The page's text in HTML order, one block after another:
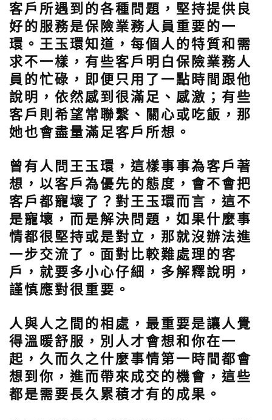
客戶所遇到的各種問題，堅持提供良
好的服務是保險業務人員重要的一
環。王玉環知道，每個人的特質和需
求不一樣，有些客戶明白保險業務人
員的忙碌，即便只用了一點時間跟他
說明，依然感到很滿足、感激；有些
客戶則希望常聯繫、關心或吃飯，那
她也會盡量滿足客戶所想。
曾有人問王玉環，這樣事事為客戶著
想，以客戶為優先的態度，會不會把
客戶都寵壞了？對王玉環而言，這不
是寵壞，而是解決問題，如果什麼事
情都很堅持或是對立，那就沒辦法進
一步交流了。面對比較難處理的客
戶，就要多小心仔細，多解釋說明，
謹慎應對很重要。
人與人之間的相處，最重要是讓人覺
得溫暖舒服，別人才會想和你在一
起，久而久之什麼事情第一時間都會
想到你，進而帶來成交的機會，這些
都是需要長久累積才有的成果。